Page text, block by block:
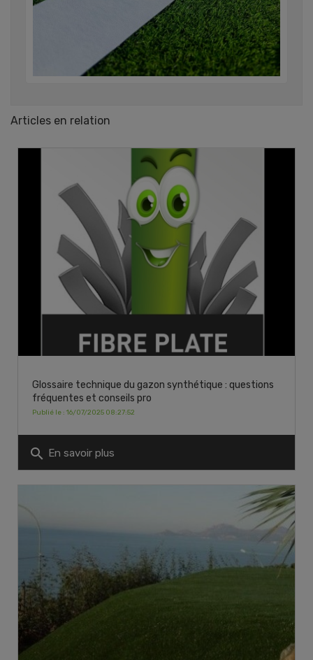
Articles en relation
Glossaire technique du gazon synthétique : questions
fréquentes et conseils pro
Publié le : 16/07/2025 08:27:52
search En savoir plus